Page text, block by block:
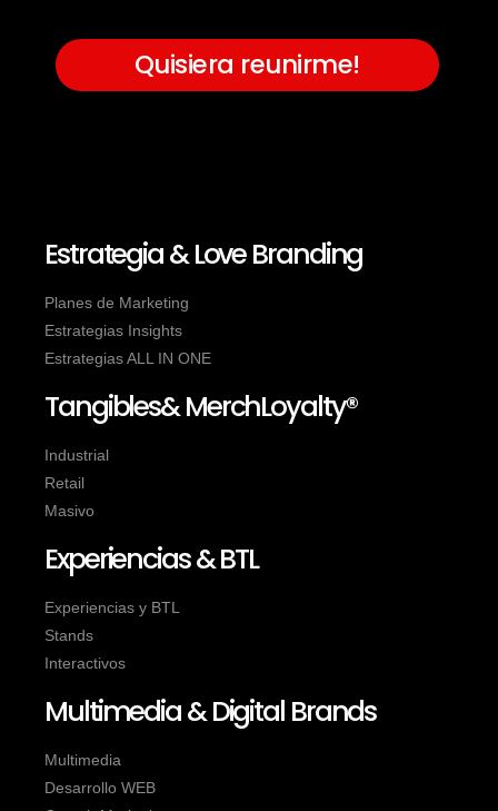
Quisiera reunirme!
Estrategia & Love Branding
Planes de Marketing
Estrategias Insights
Estrategias ALL IN ONE
Tangibles& MerchLoyalty®
Industrial
Retail
Masivo
Experiencias & BTL
Experiencias y BTL
Stands
Interactivos
Multimedia & Digital Brands
Multimedia
Desarrollo WEB